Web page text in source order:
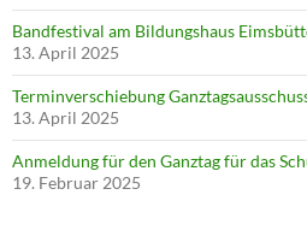
Bandfestival am Bildungshaus
13. April 2025
Terminverschiebung
13. April 2025
Anmeldung für den Ganztag für das
19. Februar 2025